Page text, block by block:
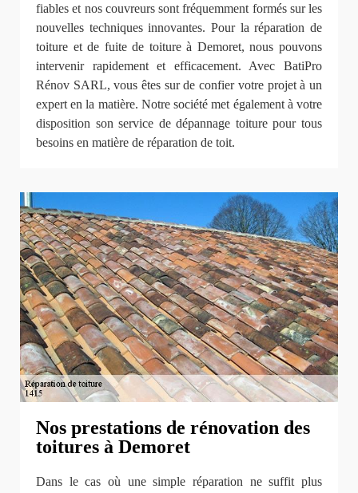
fiables et nos couvreurs sont fréquemment formés sur les
nouvelles techniques innovantes. Pour la réparation de
toiture et de fuite de toiture à Demoret, nous pouvons
intervenir rapidement et efficacement. Avec BatiPro
Rénov SARL, vous êtes sur de confier votre projet à un
expert en la matière. Notre société met également à votre
disposition son service de dépannage toiture pour tous
besoins en matière de réparation de toit.
Nos prestations de rénovation des
toitures à Demoret
Dans le cas où une simple réparation ne suffit plus